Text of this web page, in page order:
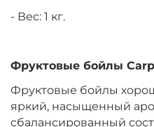
Диаметр:
‍899‍ ₽
- Вес: 1 кг.
Фруктовые бойлы
Фруктовые бойлы
яркий, насыщенный
сбалансированный